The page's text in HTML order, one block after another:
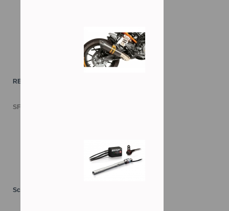
REMUS-Auspuff KTM125/390 Duke
SFr. 607.00
Schaltautomat TRANSLOGIC